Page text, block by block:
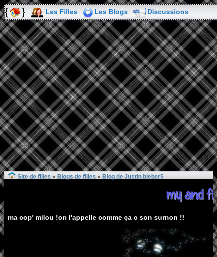
Les Filles Les Blogs Discussions
Site de filles » Blogs de filles » Blog de Justin bieber5
my and
ma cop' milou !on l'appelle comme ça c son surnon !!